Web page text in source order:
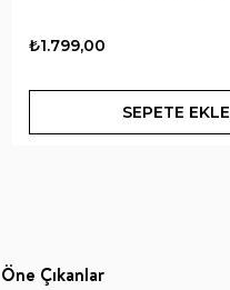
₺1.799,00
SEPETE EKLE
Öne Çıkanlar